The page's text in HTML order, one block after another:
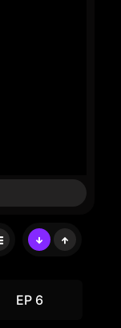
EP 6